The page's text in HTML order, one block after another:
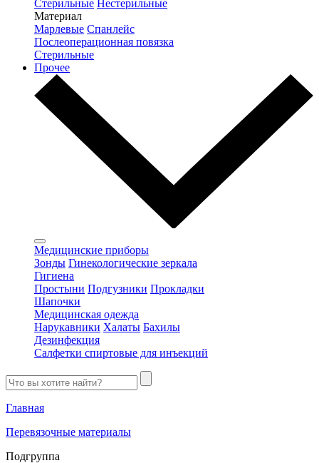
Стерильные Нестерильные
Материал
Марлевые Спанлейс
Послеоперационная повязка
Стерильные
Прочее
Медицинские приборы
Зонды Гинекологические зеркала
Гигиена
Простыни Подгузники Прокладки
Шапочки
Медицинская одежда
Нарукавники Халаты Бахилы
Дезинфекция
Салфетки спиртовые для инъекций
Главная
Перевязочные материалы
Подгруппа